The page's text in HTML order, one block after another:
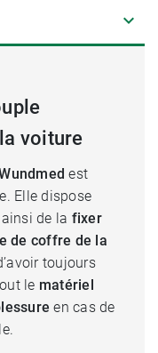
voiture
est
Elle dispose
de la fixer
de coffre de la
toujours
le matériel
en cas de